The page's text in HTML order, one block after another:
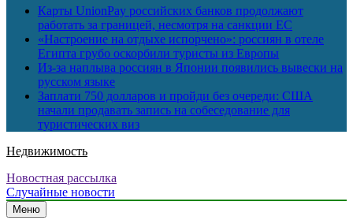
Карты UnionPay российских банков продолжают
работать за границей, несмотря на санкции ЕС
«Настроение на отдыхе испорчено»: россиян в отеле
Египта грубо оскорбили туристы из Европы
Из-за наплыва россиян в Японии появились вывески на
русском языке
Заплати 750 долларов и пройди без очереди: США
начали продавать запись на собеседование для
туристических виз
Недвижимость
Новостная рассылка
Случайные новости
Меню